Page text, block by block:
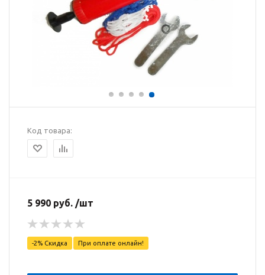
Код товара:
5 990 руб. /шт
-2% Скидка При оплате онлайн!